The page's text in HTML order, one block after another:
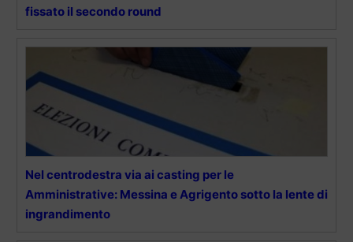
fissato il secondo round
Nel centrodestra via ai casting per le
Amministrative: Messina e Agrigento sotto la lente di
ingrandimento